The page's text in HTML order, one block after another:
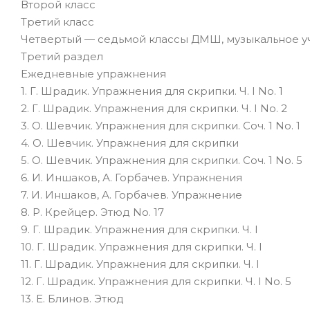
Второй класс
Третий класс
Четвертый — седьмой классы ДМШ, музыкальное
Третий раздел
Ежедневные упражнения
1. Г. Шрадик. Упражнения для скрипки. Ч. I No. 1
2. Г. Шрадик. Упражнения для скрипки. Ч. I No. 2
3. О. Шевчик. Упражнения для скрипки. Соч. 1 No. 1
4. О. Шевчик. Упражнения для скрипки
5. О. Шевчик. Упражнения для скрипки. Соч. 1 No. 5
6. И. Иншаков, А. Горбачев. Упражнения
7. И. Иншаков, А. Горбачев. Упражнение
8. Р. Крейцер. Этюд No. 17
9. Г. Шрадик. Упражнения для скрипки. Ч. I
10. Г. Шрадик. Упражнения для скрипки. Ч. I
11. Г. Шрадик. Упражнения для скрипки. Ч. I
12. Г. Шрадик. Упражнения для скрипки. Ч. I No. 5
13. Е. Блинов. Этюд